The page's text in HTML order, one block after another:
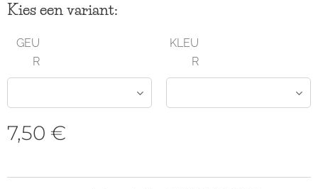
Kies een variant:
GEU
R
KLEU
R
7,50 €